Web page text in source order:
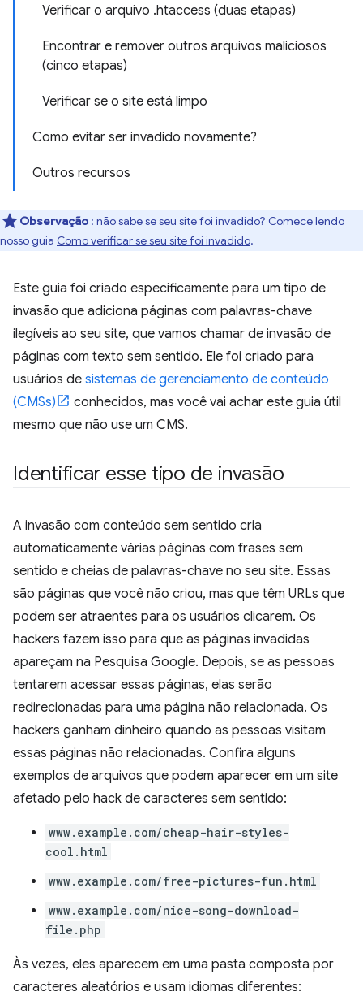
Verificar o arquivo .htaccess (duas etapas)
Encontrar e remover outros arquivos maliciosos
(cinco etapas)
Verificar se o site está limpo
Como evitar ser invadido novamente?
Outros recursos
Observação : não sabe se seu site foi invadido? Comece lendo
nosso guia Como verificar se seu site foi invadido.
Este guia foi criado especificamente para um tipo de
invasão que adiciona páginas com palavras-chave
ilegíveis ao seu site, que vamos chamar de invasão de
páginas com texto sem sentido. Ele foi criado para
usuários de sistemas de gerenciamento de conteúdo
(CMSs)
conhecidos, mas você vai achar este guia útil
mesmo que não use um CMS.
Identificar esse tipo de invasão
A invasão com conteúdo sem sentido cria
automaticamente várias páginas com frases sem
sentido e cheias de palavras-chave no seu site. Essas
são páginas que você não criou, mas que têm URLs que
podem ser atraentes para os usuários clicarem. Os
hackers fazem isso para que as páginas invadidas
apareçam na Pesquisa Google. Depois, se as pessoas
tentarem acessar essas páginas, elas serão
redirecionadas para uma página não relacionada. Os
hackers ganham dinheiro quando as pessoas visitam
essas páginas não relacionadas. Confira alguns
exemplos de arquivos que podem aparecer em um site
afetado pelo hack de caracteres sem sentido:
www.example.com/cheap-hair-styles-
cool.html
www.example.com/free-pictures-fun.html
www.example.com/nice-song-download-
file.php
Às vezes, eles aparecem em uma pasta composta por
caracteres aleatórios e usam idiomas diferentes: